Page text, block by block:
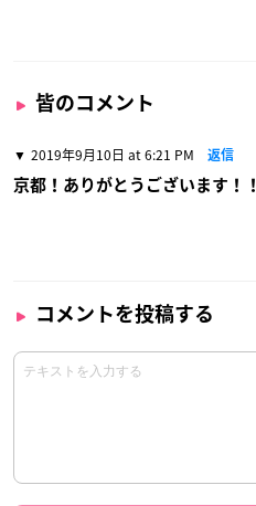
皆のコメント
2019年9月10日 at 6:21 PM 返信
京都！ありがとうございます！！
コメントを投稿する